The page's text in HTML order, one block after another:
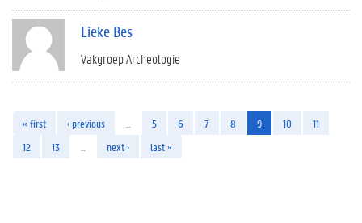
Lieke Bes
Vakgroep Archeologie
« first ‹ previous 5 6 7 8 9 10
11
12
13 next › last »